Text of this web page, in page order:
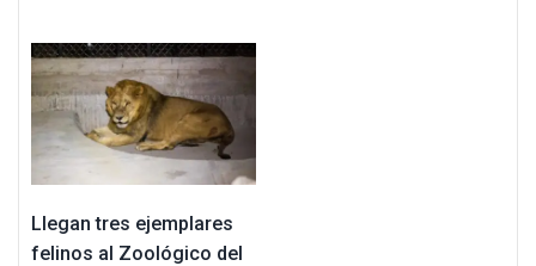
Llegan tres ejemplares
felinos al Zoológico del